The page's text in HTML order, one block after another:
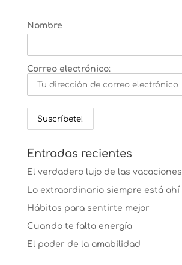
Nombre
Correo electrónico:
Entradas recientes
El verdadero lujo de las vacaciones
Lo extraordinario siempre está ahí
Hábitos para sentirte mejor
Cuando te falta energía
El poder de la amabilidad